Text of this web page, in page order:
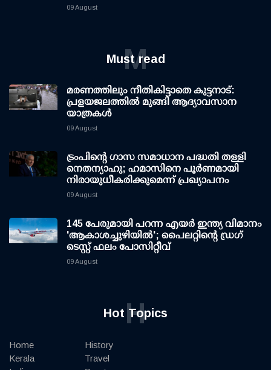
09 August
Must read
M
മരണത്തിലും നീതികിട്ടാതെ കുട്ടനാട്:
പ്രളയജലത്തില്‍ മുങ്ങി ആദ്യാവസാന
യാത്രകള്‍
09 August
ട്രംപിന്റെ ഗാസ സമാധാന പദ്ധതി തള്ളി
നെതന്യാഹു; ഹമാസിനെ പൂര്‍ണമായി
നിരായുധീകരിക്കുമെന്ന് പ്രഖ്യാപനം
09 August
145 പേരുമായി പറന്ന എയര്‍ ഇന്ത്യ വിമാനം
'ആകാശച്ചുഴിയില്‍'; പൈലറ്റിന്റെ ഡ്രഗ്
ടെസ്റ്റ് ഫലം പോസിറ്റീവ്
09 August
Hot Topics
H
Home
Kerala
History
Travel